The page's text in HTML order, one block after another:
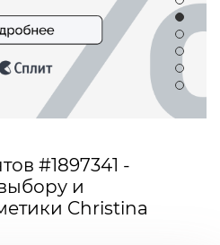
#1897341 -
и
Christina